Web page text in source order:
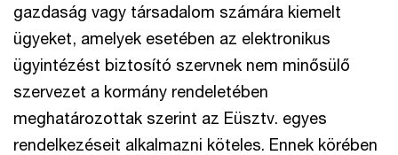
gazdaság vagy társadalom számára kiemelt
ügyeket, amelyek esetében az elektronikus
ügyintézést biztosító szervnek nem minősülő
szervezet a kormány rendeletében
meghatározottak szerint az Eüsztv. egyes
rendelkezéseit alkalmazni köteles. Ennek körében